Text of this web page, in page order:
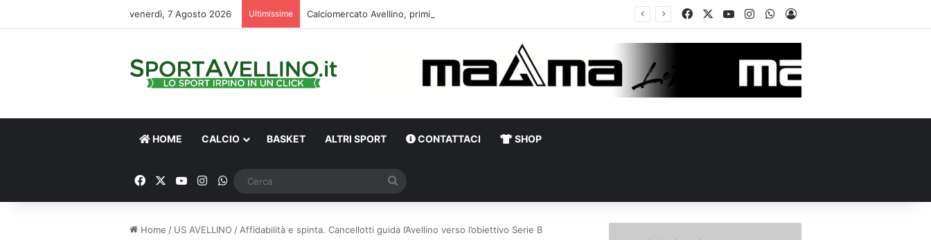
venerdì, 7 Agosto 2026 Ultimissime FacebookYou TubeInstagramWhatsApp
Accedi
HOME CALCIO BASKET ALTRI SPORT CONTATTACI SHOP
FacebookYou TubeInstagram
WhatsApp
Home / US AVELLINO / Affidabilità e spinta. Cancellotti guida l’Avellino verso l’obiettivo Serie B